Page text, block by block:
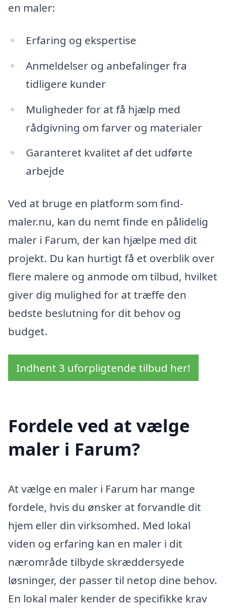
en maler:
Erfaring og ekspertise
Anmeldelser og anbefalinger fra
tidligere kunder
Muligheder for at få hjælp med
rådgivning om farver og materialer
Garanteret kvalitet af det udførte
arbejde
Ved at bruge en platform som find-
maler.nu, kan du nemt finde en pålidelig
maler i Farum, der kan hjælpe med dit
projekt. Du kan hurtigt få et overblik over
flere malere og anmode om tilbud, hvilket
giver dig mulighed for at træffe den
bedste beslutning for dit behov og
budget.
Indhent 3 uforpligtende tilbud her!
Fordele ved at vælge
maler i Farum?
At vælge en maler i Farum har mange
fordele, hvis du ønsker at forvandle dit
hjem eller din virksomhed. Med lokal
viden og erfaring kan en maler i dit
nærområde tilbyde skræddersyede
løsninger, der passer til netop dine behov.
En lokal maler kender de specifikke krav